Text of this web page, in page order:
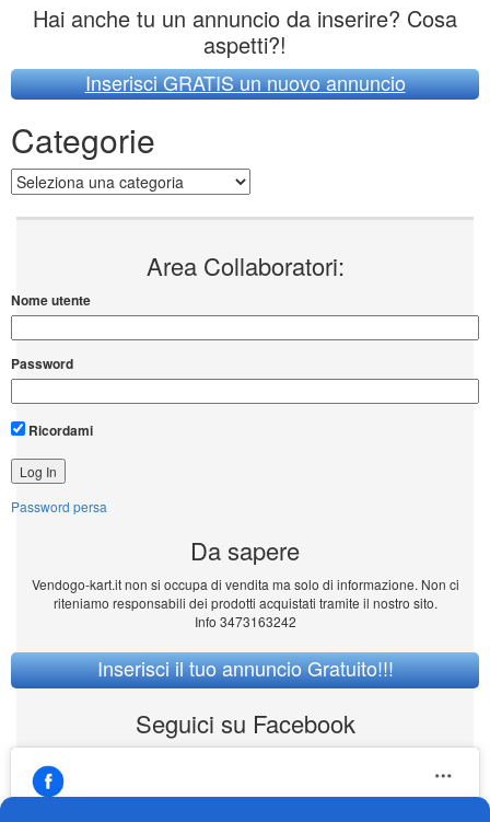
Hai anche tu un annuncio da inserire? Cosa
aspetti?!
Inserisci GRATIS un nuovo annuncio
Categorie
Categorie
Area Collaboratori:
Nome utente
Password
Ricordami
Password persa
Da sapere
Vendogo-kart.it non si occupa di vendita ma solo di informazione. Non ci
riteniamo responsabili dei prodotti acquistati tramite il nostro sito.
Info 3473163242
Inserisci il tuo annuncio Gratuito!!!
Seguici su Facebook